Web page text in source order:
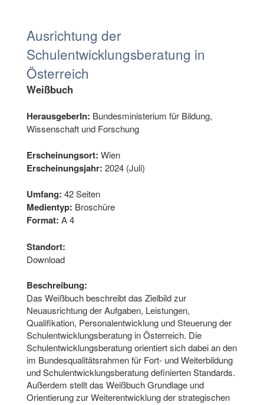
Ausrichtung der
Schulentwicklungsberatung in
Österreich
Weißbuch
HerausgeberIn: Bundesministerium für Bildung,
Wissenschaft und Forschung
Erscheinungsort: Wien
Erscheinungsjahr: 2024 (Juli)
Umfang: 42 Seiten
Medientyp: Broschüre
Format: A 4
Standort:
Download
Beschreibung:
Das Weißbuch beschreibt das Zielbild zur
Neuausrichtung der Aufgaben, Leistungen,
Qualifikation, Personalentwicklung und Steuerung der
Schulentwicklungsberatung in Österreich. Die
Schulentwicklungsberatung orientiert sich dabei an den
im Bundesqualitätsrahmen für Fort- und Weiterbildung
und Schulentwicklungsberatung definierten Standards.
Außerdem stellt das Weißbuch Grundlage und
Orientierung zur Weiterentwicklung der strategischen